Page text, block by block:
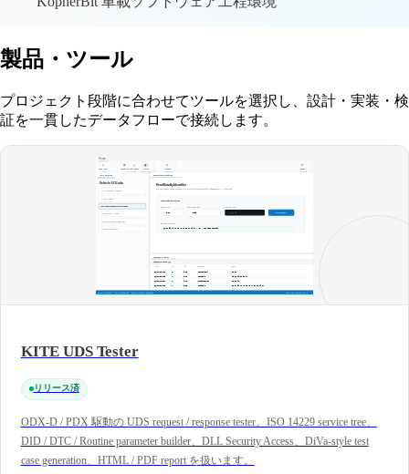
製品・ツール
プロジェクト段階に合わせてツールを選択し、設計・実装・検
証を一貫したデータフローで接続します。
KITE UDS Tester
リリース済
ODX-D / PDX 駆動の UDS request / response tester。ISO 14229 service tree、
DID / DTC / Routine parameter builder、DLL Security Access、DiVa-style test
case generation、HTML / PDF report を扱います。